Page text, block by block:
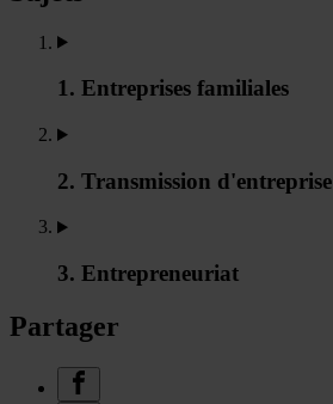
1. Entreprises familiales
2. Transmission d'entreprise
3. Entrepreneuriat
Partager